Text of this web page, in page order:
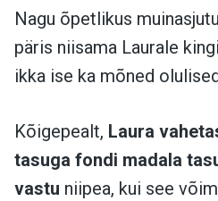
Nagu õpetlikus
päris niisama Laurale
ikka ise ka mõned
Kõigepealt, Laura
tasuga fondi madala
vastu niipea, kui see